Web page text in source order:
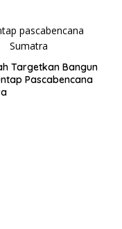
Targetkan Bangun
Pascabencana